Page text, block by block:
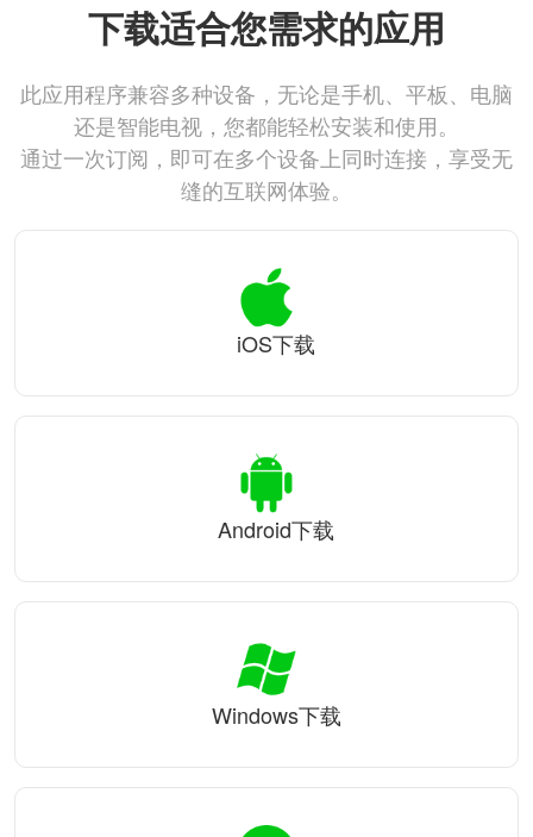
下载适合您需求的应用
此应用程序兼容多种设备，无论是手机、平板、电脑
还是智能电视，您都能轻松安装和使用。
通过一次订阅，即可在多个设备上同时连接，享受无
缝的互联网体验。
iOS下载
Android下载
Windows下载